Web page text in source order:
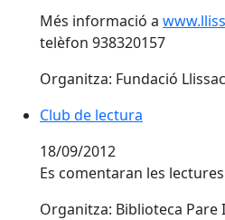
Més informació a
telèfon 938320157
Organitza: Fundació
Club de lectura
18/09/2012
Es comentaran les
Organitza: Biblioteca Pare